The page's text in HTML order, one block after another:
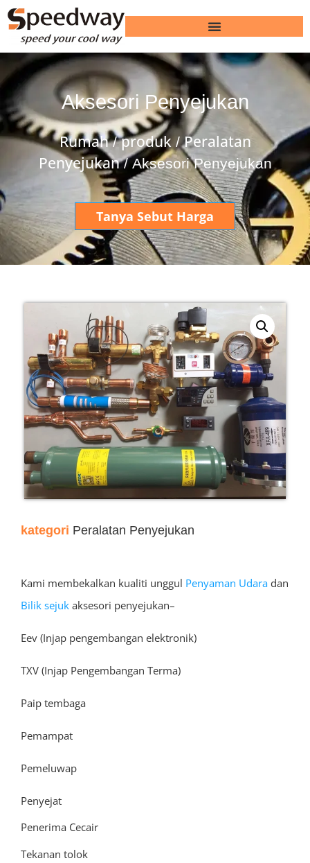
Aksesori Penyejukan
Rumah/produk/Peralatan
Penyejukan/ Aksesori Penyejukan
Tanya Sebut Harga
kategori Peralatan Penyejukan
Kami membekalkan kualiti unggul Penyaman Udara dan
Bilik sejuk aksesori penyejukan–
Eev (Injap pengembangan elektronik)
TXV (Injap Pengembangan Terma)
Paip tembaga
Pemampat
Pemeluwap
Penyejat
Penerima Cecair
Tekanan tolok